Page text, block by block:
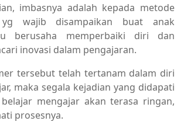
imbasnya adalah kepada metode
yg wajib disampaikan buat anak
berusaha memperbaiki diri dan
inovasi dalam pengajaran.
tersebut telah tertanam dalam diri
maka segala kejadian yang didapati
mengajar akan terasa ringan,
prosesnya.